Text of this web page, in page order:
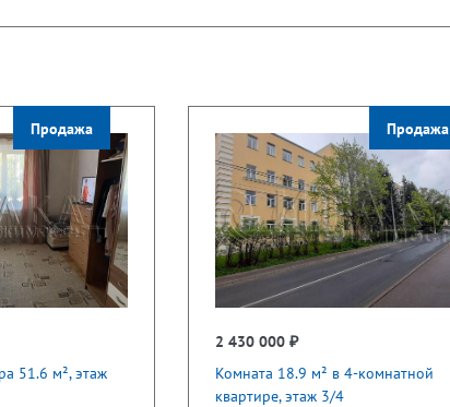
Продажа
51.6 м², этаж
Продажа
2 430 000 ₽
Комната 18.9 м² в 4-комнатной
квартире, этаж 3/4